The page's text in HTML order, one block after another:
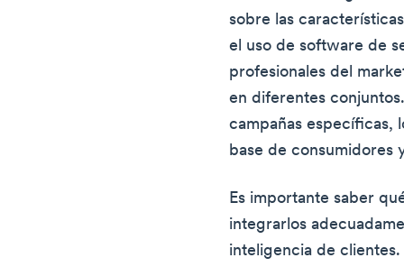
sobre las
el uso de software de
profesionales del
en diferentes
campañas específicas,
base de consumidores
Es importante saber
integrarlos
inteligencia de